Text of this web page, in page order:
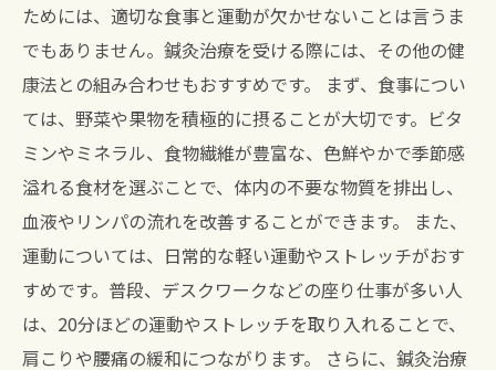
ためには、適切な食事と運動が欠かせないことは言うま
でもありません。鍼灸治療を受ける際には、その他の健
康法との組み合わせもおすすめです。 まず、食事につい
ては、野菜や果物を積極的に摂ることが大切です。ビタ
ミンやミネラル、食物繊維が豊富な、色鮮やかで季節感
溢れる食材を選ぶことで、体内の不要な物質を排出し、
血液やリンパの流れを改善することができます。 また、
運動については、日常的な軽い運動やストレッチがおす
すめです。普段、デスクワークなどの座り仕事が多い人
は、20分ほどの運動やストレッチを取り入れることで、
肩こりや腰痛の緩和につながります。 さらに、鍼灸治療